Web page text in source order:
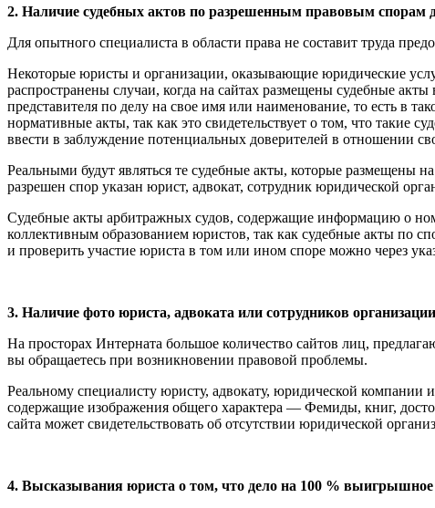
2. Наличие судебных актов по разрешенным правовым спорам
Для опытного специалиста в области права не составит труда
Некоторые юристы и организации, оказывающие юридические
распространены случаи, когда на сайтах размещены судебные
представителя по делу на свое имя или наименование, то есть в
нормативные акты, так как это свидетельствует о том, что такие
ввести в заблуждение потенциальных доверителей в отношении
Реальными будут являться те судебные акты, которые размещены
разрешен спор указан юрист, адвокат, сотрудник юридической
Судебные акты арбитражных судов, содержащие информацию о
коллективным образованием юристов, так как судебные акты по
и проверить участие юриста в том или ином споре можно через
3. Наличие фото юриста, адвоката или сотрудников организации
На просторах Интерната большое количество сайтов лиц,
вы обращаетесь при возникновении правовой проблемы.
Реальному специалисту юристу, адвокату, юридической компании
содержащие изображения общего характера — Фемиды, книг,
сайта может свидетельствовать об отсутствии юридической
4. Высказывания юриста о том, что дело на 100 % выигрышное